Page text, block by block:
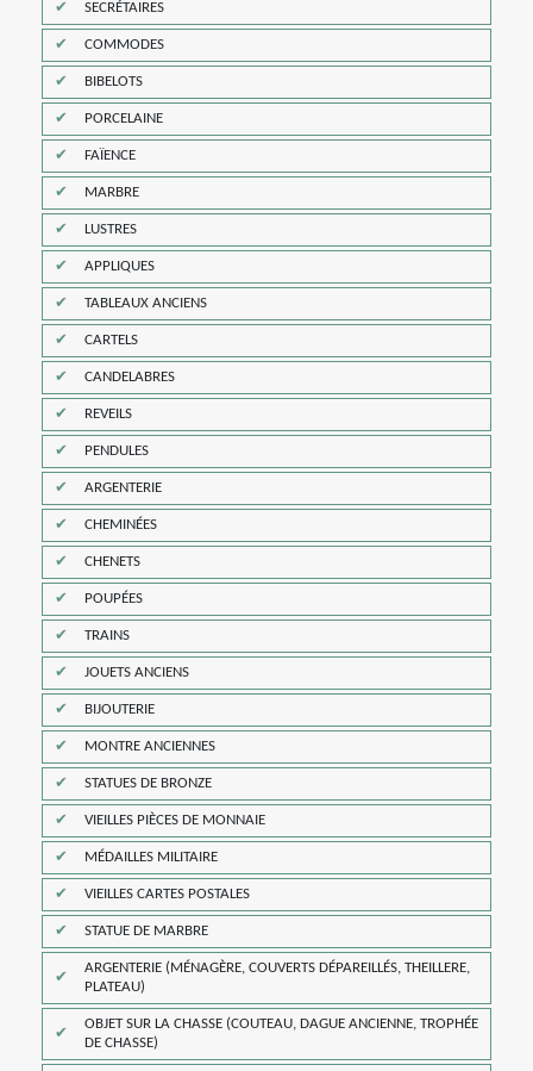
SECRÉTAIRES
COMMODES
BIBELOTS
PORCELAINE
FAÏENCE
MARBRE
LUSTRES
APPLIQUES
TABLEAUX ANCIENS
CARTELS
CANDELABRES
REVEILS
PENDULES
ARGENTERIE
CHEMINÉES
CHENETS
POUPÉES
TRAINS
JOUETS ANCIENS
BIJOUTERIE
MONTRE ANCIENNES
STATUES DE BRONZE
VIEILLES PIÈCES DE MONNAIE
MÉDAILLES MILITAIRE
VIEILLES CARTES POSTALES
STATUE DE MARBRE
ARGENTERIE (MÉNAGÈRE, COUVERTS DÉPAREILLÉS, THEILLERE,
PLATEAU)
OBJET SUR LA CHASSE (COUTEAU, DAGUE ANCIENNE, TROPHÉE
DE CHASSE)